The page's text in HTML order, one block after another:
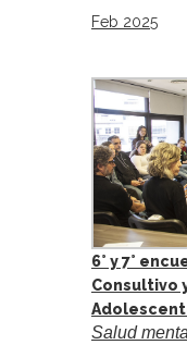
Feb 2025
6° y 7°
Consultivo
Salud